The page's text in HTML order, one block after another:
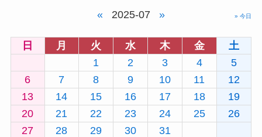
« 2025-07 » » 今日
日 月 火 水 木 金
土
1
2 3 4
5
6
7 8 9 10 11
12
13
14 15 16 17 18
19
20
21 22 23 24 25
26
27
28 29 30 31